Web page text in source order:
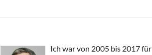
Ich war von 2005 bis 2017 für